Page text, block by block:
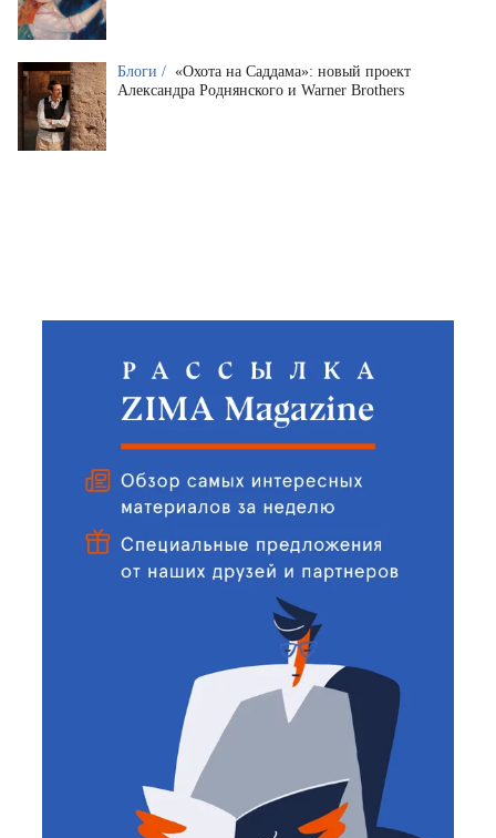
Блоги / «Охота на Саддама»: новый проект
Александра Роднянского и Warner Brothers